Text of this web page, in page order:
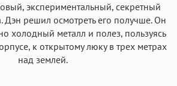
экспериментальный, секретный
Дэн решил осмотреть его получше. Он
холодный металл и полез, пользуясь
к открытому люку в трех метрах
над землей.